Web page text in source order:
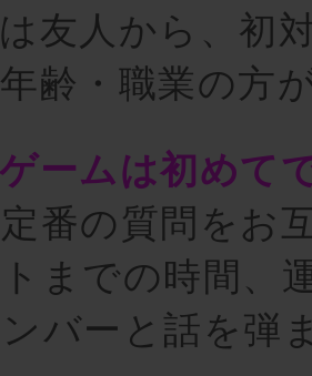
友人から、初
齢・職業の方
ゲームは初めて
番の質問をお
までの時間、
バーと話を弾